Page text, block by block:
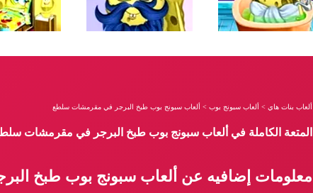
ألعاب بنات هاي > ألعاب سبونج بوب > ألعاب سبونج بوب طبخ البرجر في مقرمشات سلطع
المتعة الكاملة في ألعاب سبونج بوب طبخ البرجر في مقرمشات
معلومات إضافيه عن ألعاب سبونج بوب طبخ